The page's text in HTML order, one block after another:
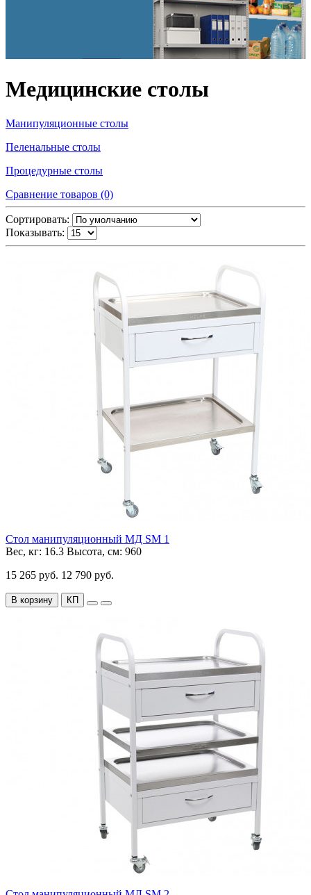
Медицинские столы
Манипуляционные столы
Пеленальные столы
Процедурные столы
Сравнение товаров (0)
Сортировать:
Показывать:
Стол манипуляционный МД SM 1
Вес, кг: 16.3 Высота, см: 960
15 265 руб. 12 790 руб.
В корзину КП